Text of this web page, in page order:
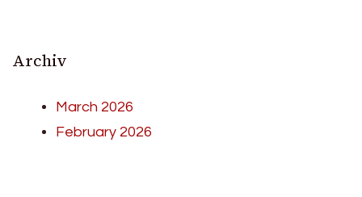
Archiv
March 2026
February 2026